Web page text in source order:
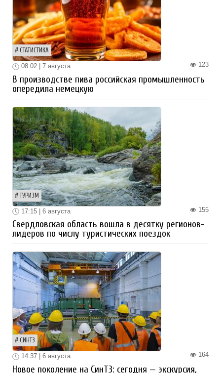
СТАТИСТИКА
123
08:02 | 7 августа
В производстве пива российская промышленность
опередила немецкую
ТУРИЗМ
155
17:15 | 6 августа
Свердловская область вошла в десятку регионов-
лидеров по числу туристических поездок
СИНТЗ
164
14:37 | 6 августа
Новое поколение на СинТЗ: сегодня — экскурсия,